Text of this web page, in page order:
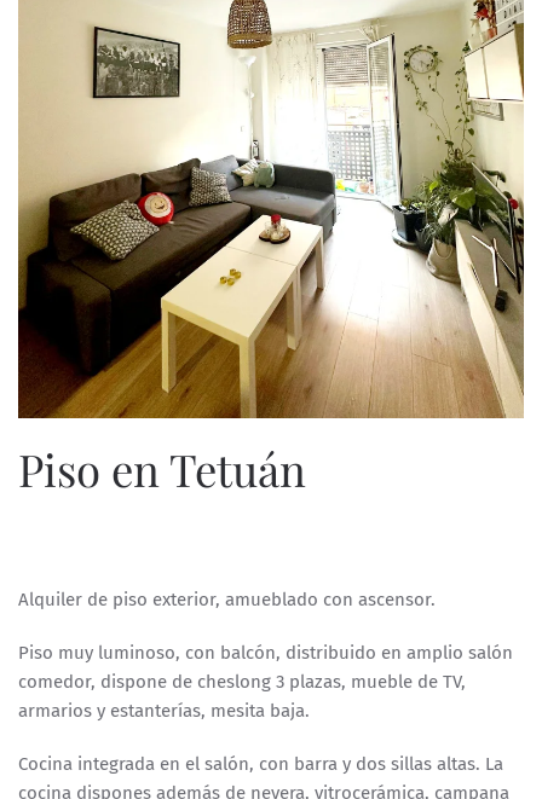
Piso en Tetuán
Alquiler de piso exterior, amueblado con ascensor.
Piso muy luminoso, con balcón, distribuido en amplio salón
comedor, dispone de cheslong 3 plazas, mueble de TV,
armarios y estanterías, mesita baja.
Cocina integrada en el salón, con barra y dos sillas altas. La
cocina dispones además de nevera, vitrocerámica, campana